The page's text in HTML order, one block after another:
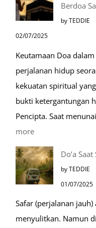
Berdoa
by TEDDIE
02/07/2025
Keutamaan Doa
perjalanan hidup
kekuatan spiritual
bukti ketergantungan
Pencipta. Saat
more:
Tempat-
Tempat
Mustajab
Berdoa
Saat
Do’a
by TEDDIE
01/07/2025
Safar (perjalanan
menyulitkan. Namun